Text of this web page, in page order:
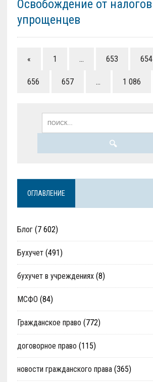
Освобождение от налогов
упрощенцев
« 1 … 653 654
656 657 … 1 086
ОГЛАВЛЕНИЕ
Блог(7 602)
Бухучет(491)
бухучет в учреждениях(8)
МСФО (84)
Гражданское право (772)
договорное право (115)
новости гражданского права(365)